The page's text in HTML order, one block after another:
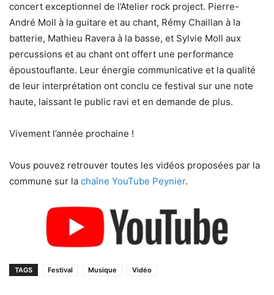
concert exceptionnel de l’Atelier rock project. Pierre-
André Moll à la guitare et au chant, Rémy Chaillan à la
batterie, Mathieu Ravera à la basse, et Sylvie Moll aux
percussions et au chant ont offert une performance
époustouflante. Leur énergie communicative et la qualité
de leur interprétation ont conclu ce festival sur une note
haute, laissant le public ravi et en demande de plus.
Vivement l’année prochaine !
Vous pouvez retrouver toutes les vidéos proposées par la
commune sur la chaîne YouTube Peynier.
TAGS Festival Musique Vidéo